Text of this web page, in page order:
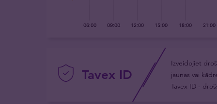
Tavex ID
Izveidojiet
jaunas vai
Tavex ID -